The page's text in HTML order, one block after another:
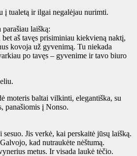
į tualetą ir ilgai negalėjau nurimti.
laišką:
bet aš tavęs prisiminiau kiekvieną naktį,
kovoja už gyvenimą. Tu niekada
po tavęs – gyvenime ir tavo biuro
moteris baltai vilkinti, elegantiška, su
panašiomis į Nonso.
Jis verkė, kai perskaitė jūsų laišką.
kad nutraukėte nėštumą.
metus. Ir visada laukė tėčio.